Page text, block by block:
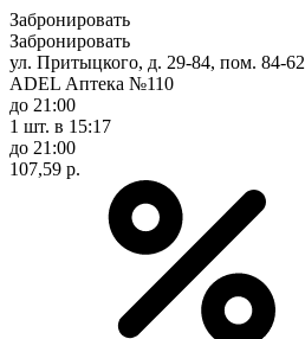
Забронировать
Забронировать
ул. Притыцкого, д. 29-84, пом. 84-62
ADEL Аптека №110
до 21:00
1 шт. в 15:17
до 21:00
107,59 р.